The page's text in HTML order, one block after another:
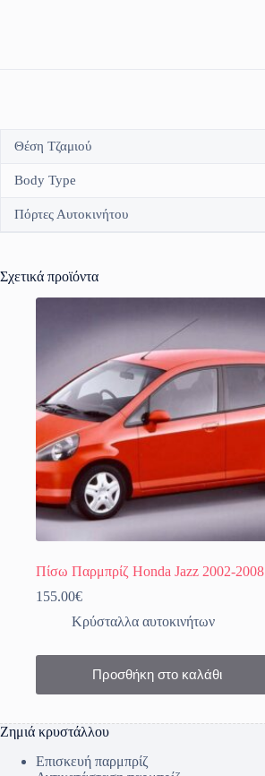
Θέση Τζαμιού
Body Type
Πόρτες Αυτοκινήτου
Σχετικά προϊόντα
Πίσω Παρμπρίζ Honda Jazz 2002-2008
155.00€
Κρύσταλλα αυτοκινήτων
Προσθήκη στο καλάθι
Ζημιά κρυστάλλου
Επισκευή παρμπρίζ